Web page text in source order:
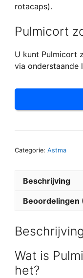
rotacaps).
Pulmicort
U kunt Pulmicort
via onderstaande
Categorie: Astma
Beschrijving
Beoordelingen
Beschrijving
Wat is
het?